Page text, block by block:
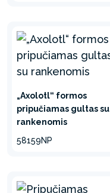
„Axolotl“ formos
pripučiamas gultas su
rankenomis
58159NP